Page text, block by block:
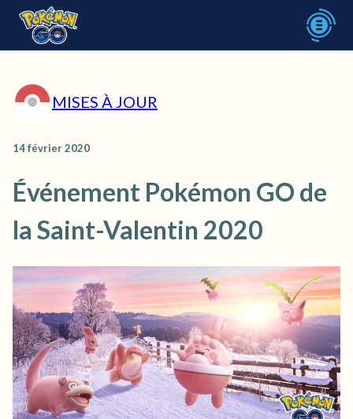
MISES À JOUR
14 février 2020
Événement Pokémon GO de
la Saint-Valentin 2020